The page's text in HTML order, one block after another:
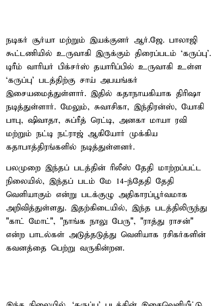
நடிகர் சூர்யா மற்றும் இயக்குனர் ஆர்.ஜே. பாலாஜி
கூட்டணியில் உருவாகி இருக்கும் திரைப்படம் ‘கருப்பு’.
டிரீம் வாரியர் பிக்சர்ஸ் தயாரிப்பில் உருவாகி உள்ள
‘கருப்பு’ படத்திற்கு சாய் அபயங்கர்
இசையமைத்துள்ளார். இதில் கதாநாயகியாக திரிஷா
நடித்துள்ளார். மேலும், சுவாசிகா, இந்திரன்ஸ், யோகி
பாபு, ஷிவாதா, சுப்ரீத் ரெட்டி, அனகா மாயா ரவி
மற்றும் நட்டி நட்ராஜ் ஆகியோர் முக்கிய
கதாபாத்திரங்களில் நடித்துள்ளனர்.
பலமுறை இந்தப் படத்தின் ரிலீஸ் தேதி மாற்றப்பட்ட
நிலையில், இந்தப் படம் மே 14-ந்தேதி தேதி
வெளியாகும் என்று படக்குழு அதிகாரப்பூர்வமாக
அறிவித்துள்ளது. இதற்கிடையில், இந்த படத்திலிருந்து
"காட் மோட்", "நாங்க நாலு பேரு", "ராத்து ராசன்"
என்ற பாடல்கள் அடுத்தடுத்து வெளியாக ரசிகர்களின்
கவனத்தை பெற்று வருகின்றன.